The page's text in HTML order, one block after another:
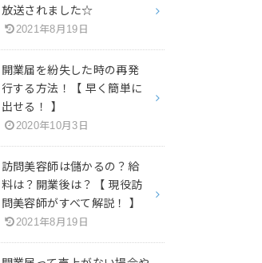
放送されました☆
2021年8月19日
開業届を紛失した時の再発
行する方法！【 早く簡単に
出せる！ 】
2020年10月3日
訪問美容師は儲かるの？給
料は？開業後は？【 現役訪
問美容師がすべて解説！ 】
2021年8月19日